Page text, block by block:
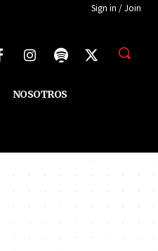
Sign in / Join
NOSOTROS